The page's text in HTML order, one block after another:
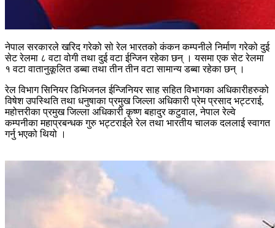
नेपाल सरकारले खरिद गरेको सो रेल भारतको कंकन कम्पनीले निर्माण गरेको दुई
सेट रेलमा ८ वटा वोगी तथा दुई वटा ईन्जिन रहेका छन् । यसमा एक सेट रेलमा
१ वटा वातानुकूलित डब्बा तथा तीन तीन वटा सामान्य डब्बा रहेका छन् ।
रेल विभाग सिनियर डिभिजनल ईन्जिनियर साह सहित विभागका अधिकारीहरुको
विषेश उपस्थिति तथा धनुषाका प्रमुख जिल्ला अधिकारी प्रेम प्रसाद भट्टराई,
महोत्तरीका प्रमुख जिल्ला अधिकारी कृष्ण बहादुर कटुवाल, नेपाल रेल्वे
कम्पनीका महाप्रबन्धक गुरु भट्टराईले रेल तथा भारतीय चालक दललाई स्वागत
गर्नु भएको थियो ।